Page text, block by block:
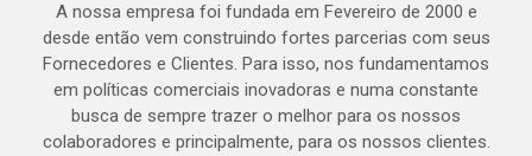
A nossa empresa foi fundada em Fevereiro de 2000 e
desde então vem construindo fortes parcerias com seus
Fornecedores e Clientes. Para isso, nos fundamentamos
em políticas comerciais inovadoras e numa constante
busca de sempre trazer o melhor para os nossos
colaboradores e principalmente, para os nossos clientes.